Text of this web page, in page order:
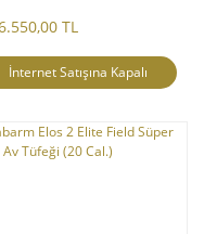
TL
İnternet Satışına Kapalı